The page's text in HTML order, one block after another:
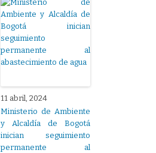
11 abril, 2024
Ministerio de Ambiente
y Alcaldía de Bogotá
inician seguimiento
permanente al